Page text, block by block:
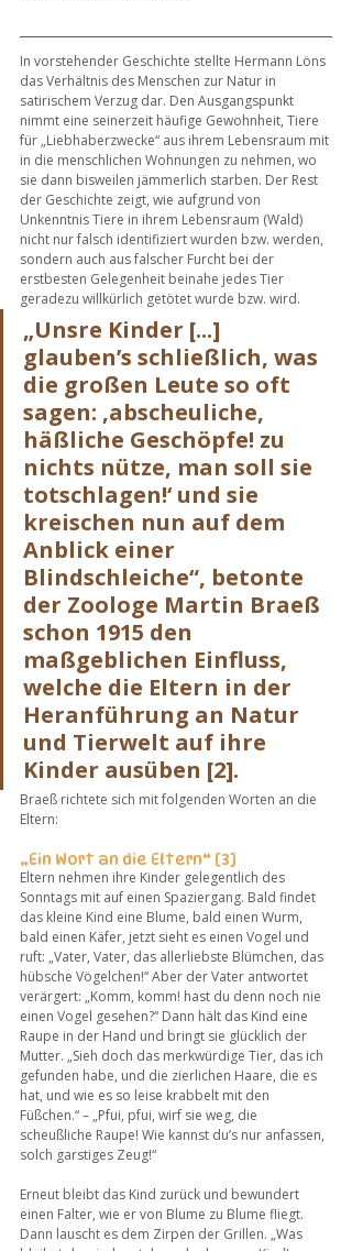
In vorstehender Geschichte stellte Hermann Löns
das Verhältnis des Menschen zur Natur in
satirischem Verzug dar. Den Ausgangspunkt
nimmt eine seinerzeit häufige Gewohnheit, Tiere
für „Liebhaberzwecke“ aus ihrem Lebensraum mit
in die menschlichen Wohnungen zu nehmen, wo
sie dann bisweilen jämmerlich starben. Der Rest
der Geschichte zeigt, wie aufgrund von
Unkenntnis Tiere in ihrem Lebensraum (Wald)
nicht nur falsch identifiziert wurden bzw. werden,
sondern auch aus falscher Furcht bei der
erstbesten Gelegenheit beinahe jedes Tier
geradezu willkürlich getötet wurde bzw. wird.
„Unsre Kinder [...]
glauben’s schließlich, was
die großen Leute so oft
sagen: ‚abscheuliche,
häßliche Geschöpfe! zu
nichts nütze, man soll sie
totschlagen!‘ und sie
kreischen nun auf dem
Anblick einer
Blindschleiche“, betonte
der Zoologe Martin Braeß
schon 1915 den
maßgeblichen Einfluss,
welche die Eltern in der
Heranführung an Natur
und Tierwelt auf ihre
Kinder ausüben [2].
Braeß richtete sich mit folgenden Worten an die
Eltern:
„Ein Wort an die Eltern“ [3]
Eltern nehmen ihre Kinder gelegentlich des
Sonntags mit auf einen Spaziergang. Bald findet
das kleine Kind eine Blume, bald einen Wurm,
bald einen Käfer, jetzt sieht es einen Vogel und
ruft: „Vater, Vater, das allerliebste Blümchen, das
hübsche Vögelchen!“ Aber der Vater antwortet
verärgert: „Komm, komm! hast du denn noch nie
einen Vogel gesehen?“ Dann hält das Kind eine
Raupe in der Hand und bringt sie glücklich der
Mutter. „Sieh doch das merkwürdige Tier, das ich
gefunden habe, und die zierlichen Haare, die es
hat, und wie es so leise krabbelt mit den
Füßchen.“ – „Pfui, pfui, wirf sie weg, die
scheußliche Raupe! Wie kannst du’s nur anfassen,
solch garstiges Zeug!“
Erneut bleibt das Kind zurück und bewundert
einen Falter, wie er von Blume zu Blume fliegt.
Dann lauscht es dem Zirpen der Grillen. „Was